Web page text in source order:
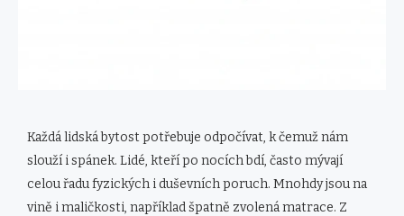
Každá lidská bytost potřebuje odpočívat, k čemuž nám
slouží i spánek. Lidé, kteří po nocích bdí, často mývají
celou řadu fyzických i duševních poruch. Mnohdy jsou na
vině i maličkosti, například špatně zvolená matrace. Z